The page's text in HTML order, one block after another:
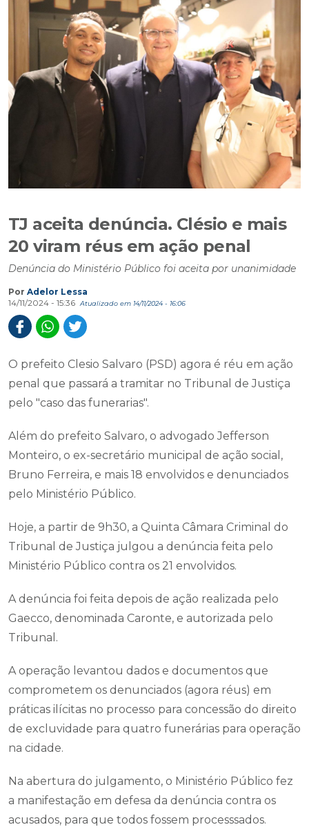
TJ aceita denúncia. Clésio e mais
20 viram réus em ação penal
Denúncia do Ministério Público foi aceita por unanimidade
Por Adelor Lessa
14/11/2024 - 15:36
Atualizado em 14/11/2024 - 16:06
O prefeito Clesio Salvaro (PSD) agora é réu em ação
penal que passará a tramitar no Tribunal de Justiça
pelo "caso das funerarias".
Além do prefeito Salvaro, o advogado Jefferson
Monteiro, o ex-secretário municipal de ação social,
Bruno Ferreira, e mais 18 envolvidos e denunciados
pelo Ministério Público.
Hoje, a partir de 9h30, a Quinta Câmara Criminal do
Tribunal de Justiça julgou a denúncia feita pelo
Ministério Público contra os 21 envolvidos.
A denúncia foi feita depois de ação realizada pelo
Gaecco, denominada Caronte, e autorizada pelo
Tribunal.
A operação levantou dados e documentos que
comprometem os denunciados (agora réus) em
práticas ilícitas no processo para concessão do direito
de excluvidade para quatro funerárias para operação
na cidade.
Na abertura do julgamento, o Ministério Público fez
a manifestação em defesa da denúncia contra os
acusados, para que todos fossem processsados.